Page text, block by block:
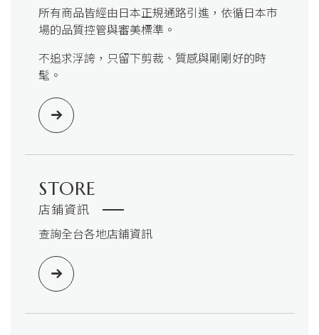
所有商品皆經由日本正規通路引進，依循日本市
場的品質控管與審美標準。
不追求浮誇，只留下剪裁、質感與剛剛好的時
髦。
STORE
店鋪資訊
查詢全台各地店鋪資訊